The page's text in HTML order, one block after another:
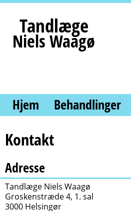
Tandlæge
Niels Waagø
Hjem Behandlinger
Kontakt
Adresse
Tandlæge Niels Waagø
Groskenstræde 4, 1. sal
3000 Helsingør